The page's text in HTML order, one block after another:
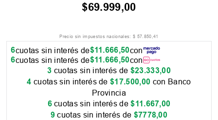
$69.999,00
Precio sin impuestos nacionales: $ 57.850,41
6cuotas sin interés de$11.666,50con
6cuotas sin interés de$11.666,50con
3 cuotas sin interés de $23.333,00
4 cuotas sin interés de$17.500,00 con Banco
Provincia
6cuotas sin interés de$11.667,00
9 cuotas sin interés de $7778,00